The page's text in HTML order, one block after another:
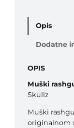
r
S
o
Opis
Dodatne
OPIS
Muški
Skullz
Muški
originalnom